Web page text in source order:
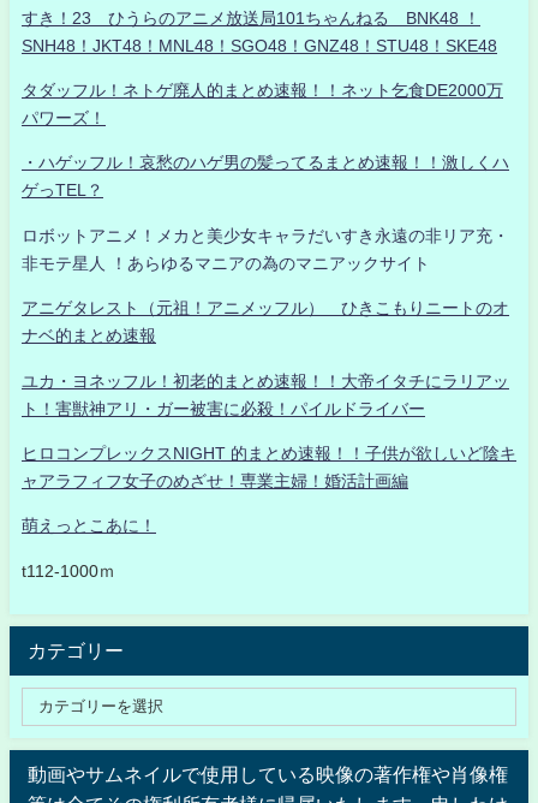
すき！23 ひうらのアニメ放送局101ちゃんねる BNK48 ！
SNH48！JKT48！MNL48！SGO48！GNZ48！STU48！SKE48
タダッフル！ネトゲ廃人的まとめ速報！！ネット乞食DE2000万
パワーズ！
・ハゲッフル！哀愁のハゲ男の髪ってるまとめ速報！！激しくハ
ゲっTEL？
ロボットアニメ！メカと美少女キャラだいすき永遠の非リア充・
非モテ星人 ！あらゆるマニアの為のマニアックサイト
アニゲタレスト（元祖！アニメッフル） ひきこもりニートのオ
ナベ的まとめ速報
ユカ・ヨネッフル！初老的まとめ速報！！大帝イタチにラリアッ
ト！害獣神アリ・ガー被害に必殺！パイルドライバー
ヒロコンプレックスNIGHT 的まとめ速報！！子供が欲しいど陰キ
ャアラフィフ女子のめざせ！専業主婦！婚活計画編
萌えっとこあに！
t112-1000ｍ
カテゴリー
動画やサムネイルで使用している映像の著作権や肖像権